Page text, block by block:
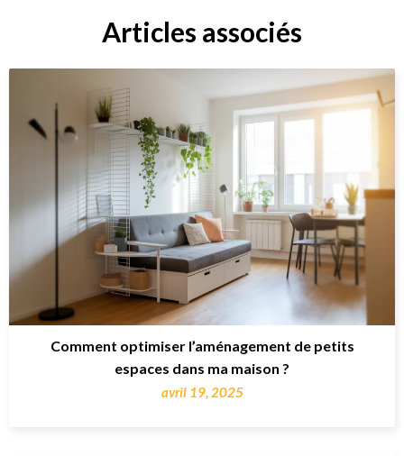
Articles associés
Comment optimiser l’aménagement de petits
espaces dans ma maison ?
avril 19, 2025